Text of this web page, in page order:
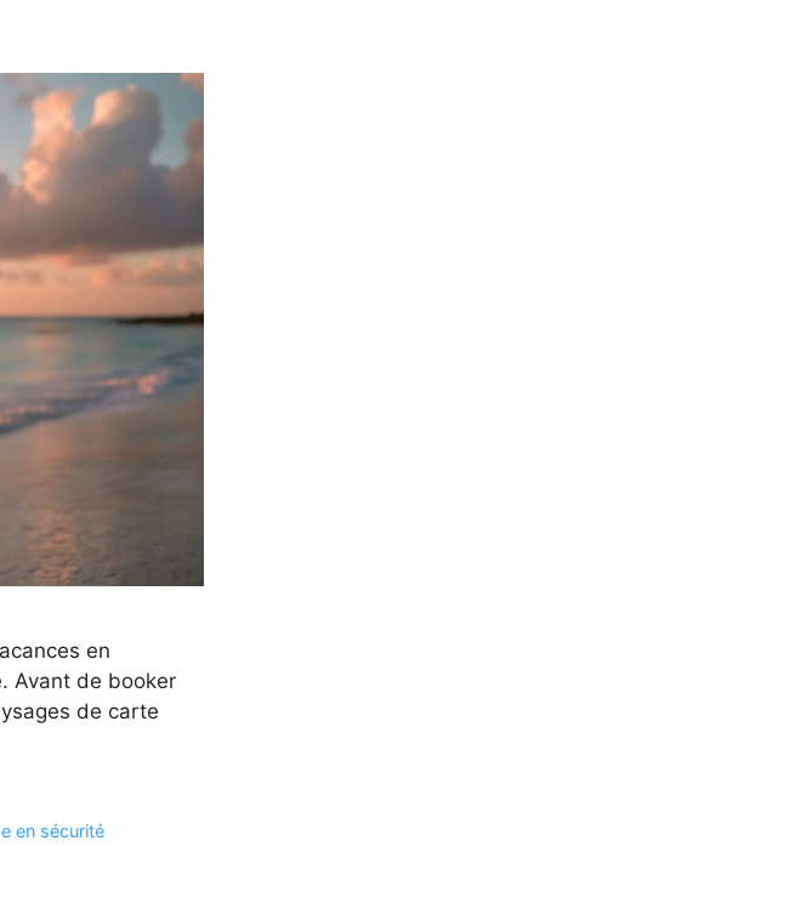
en
Avant de booker
de carte
en sécurité